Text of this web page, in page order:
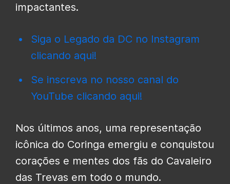
impactantes.
Siga o Legado da DC no Instagram
clicando aqui!
Se inscreva no nosso canal do
YouTube clicando aqui!
Nos últimos anos, uma representação
icônica do Coringa emergiu e conquistou
corações e mentes dos fãs do Cavaleiro
das Trevas em todo o mundo.